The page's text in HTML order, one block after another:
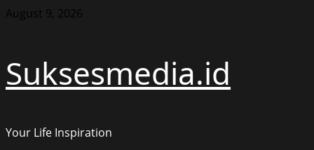
Skip
August 9, 2026
Suksesmedia.id
Your Life Inspiration